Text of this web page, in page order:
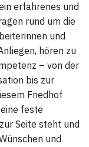
erfahrenes und
rund um die
und
hören zu
– von der
bis zur
Friedhof
feste
Seite steht und
und